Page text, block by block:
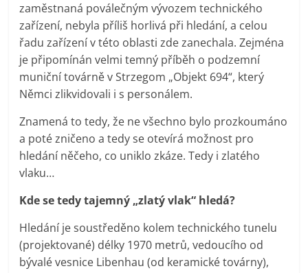
zaměstnaná poválečným vývozem technického
zařízení, nebyla příliš horlivá při hledání, a celou
řadu zařízení v této oblasti zde zanechala. Zejména
je připomínán velmi temný příběh o podzemní
muniční továrně v Strzegom „Objekt 694“, který
Němci zlikvidovali i s personálem.
Znamená to tedy, že ne všechno bylo prozkoumáno
a poté zničeno a tedy se otevírá možnost pro
hledání něčeho, co uniklo zkáze. Tedy i zlatého
vlaku…
Kde se tedy tajemný „zlatý vlak“ hledá?
Hledání je soustředěno kolem technického tunelu
(projektované) délky 1970 metrů, vedoucího od
bývalé vesnice Libenhau (od keramické továrny),